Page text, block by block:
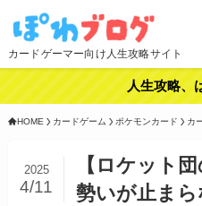
カードゲーマー向け人生攻略サイト
人生攻略、
HOME カードゲーム ポケモンカード カ
【ロケット
勢いが止まら
2025
4/11